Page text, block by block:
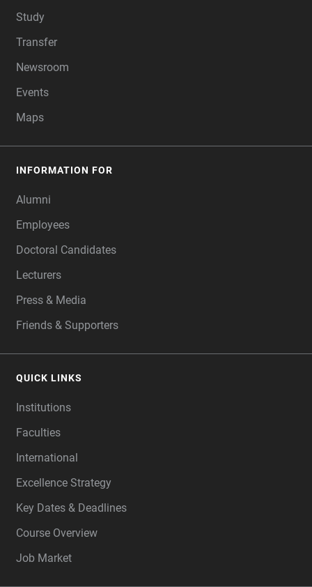
Study
Transfer
Newsroom
Events
Maps
INFORMATION FOR
Alumni
Employees
Doctoral Candidates
Lecturers
Press & Media
Friends & Supporters
QUICK LINKS
Institutions
Faculties
International
Excellence Strategy
Key Dates & Deadlines
Course Overview
Job Market